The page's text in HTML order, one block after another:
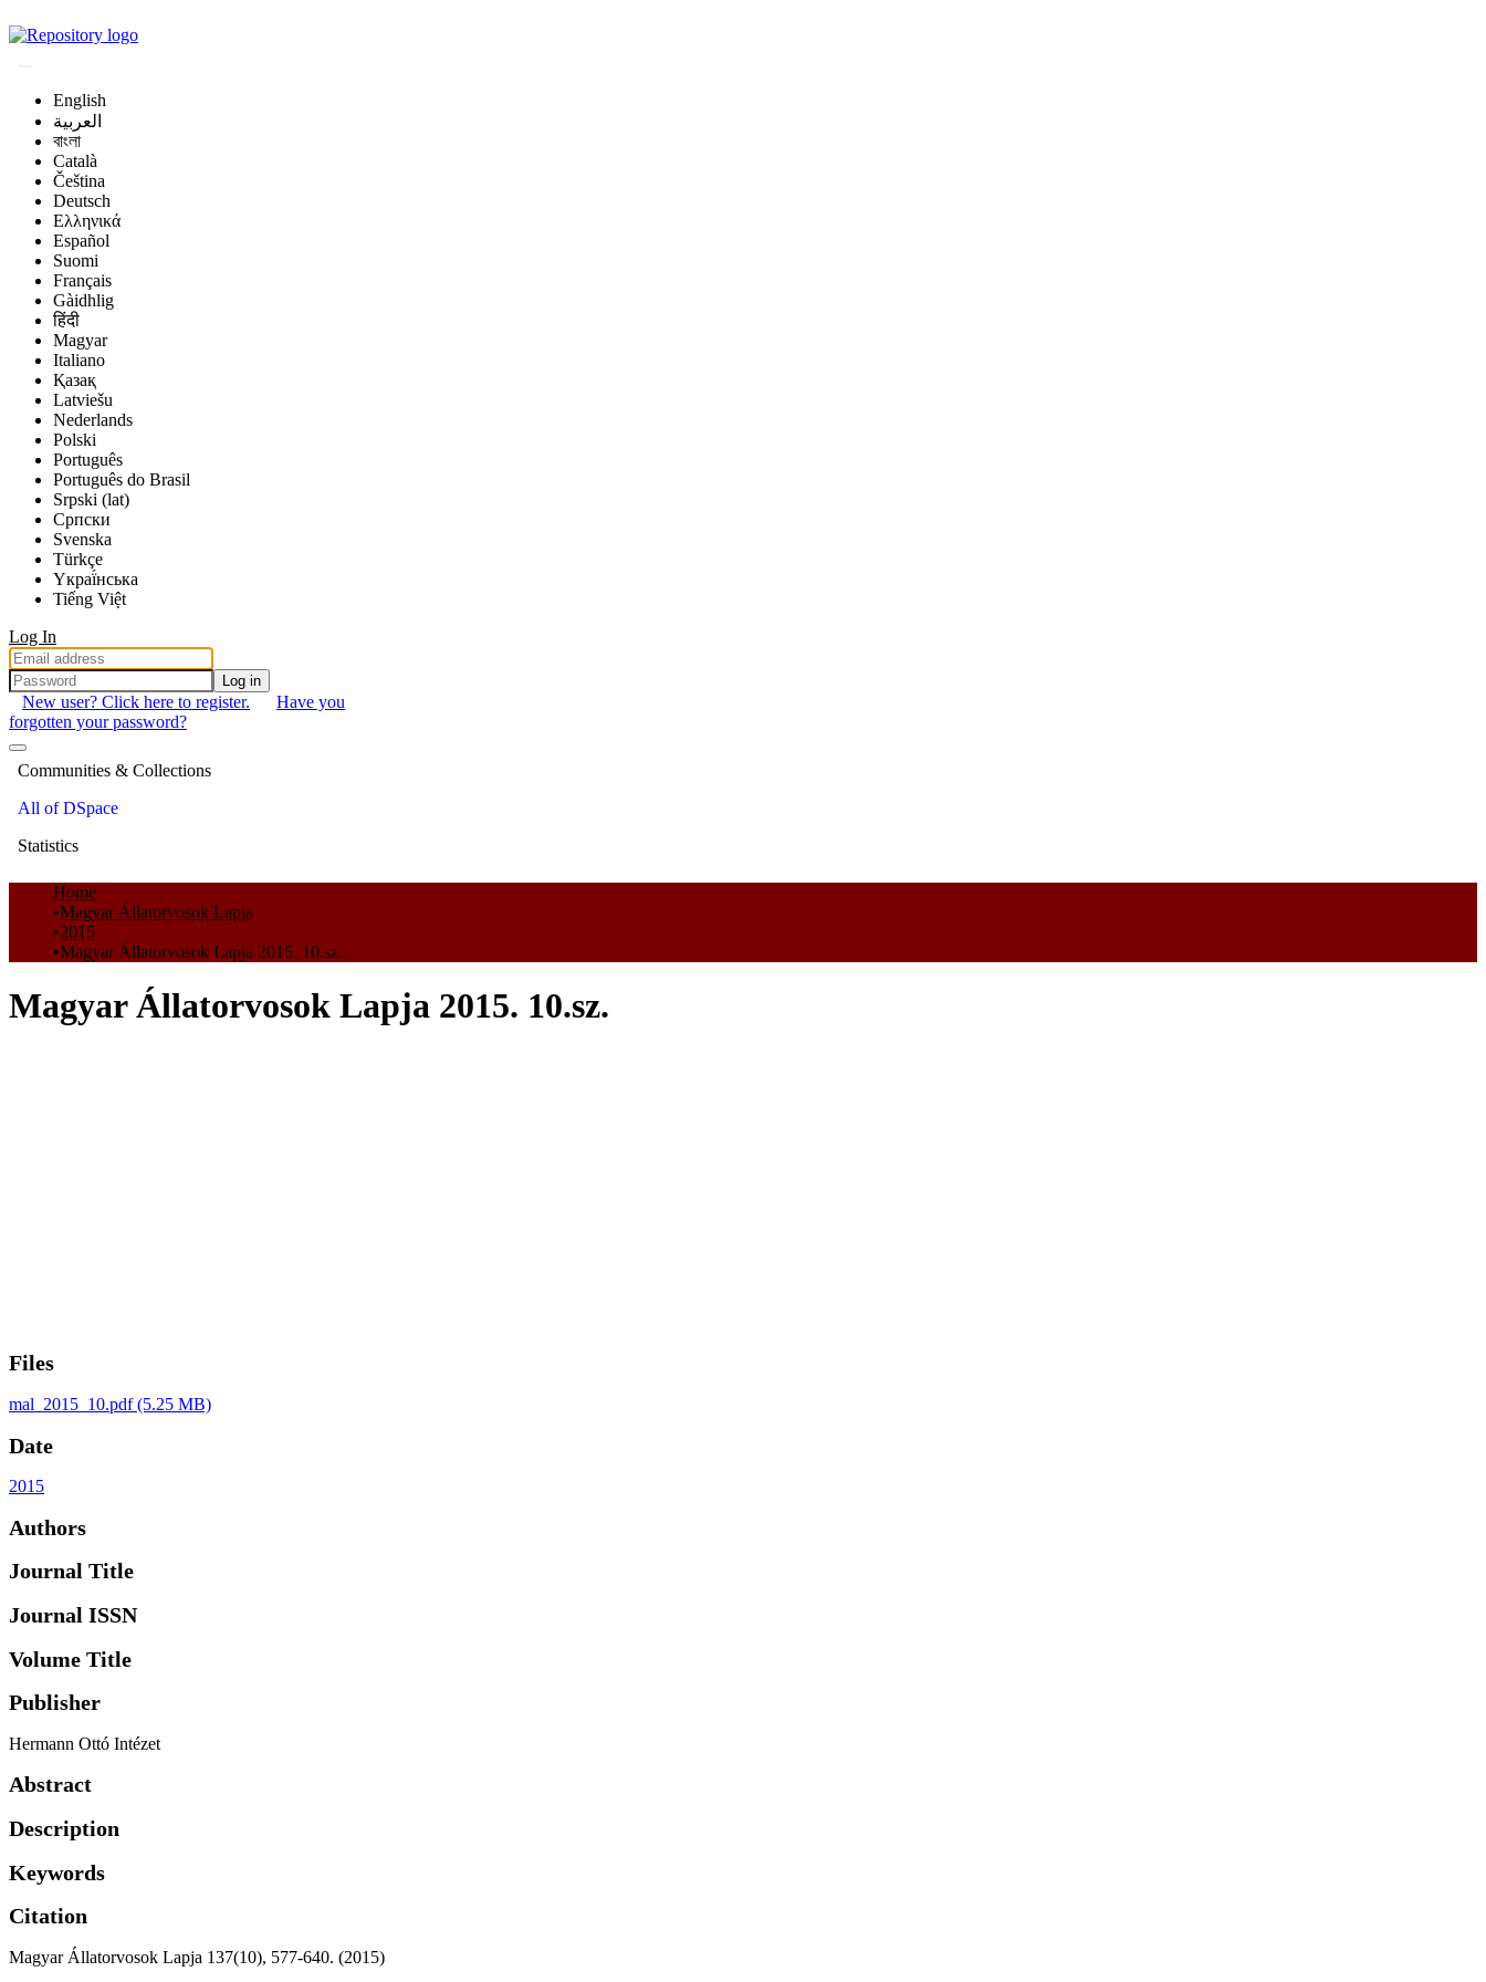
English
العربية
বাংলা
Català
Čeština
Deutsch
Ελληνικά
Español
Suomi
Français
Gàidhlig
हिंदी
Magyar
Italiano
Қазақ
Latviešu
Nederlands
Polski
Português
Português do Brasil
Srpski (lat)
Српски
Svenska
Türkçe
Yкраї́нська
Tiếng Việt
Log In
Log in
New user? Click here to register.
Have you
forgotten your password?
Communities & Collections
All of DSpace
Statistics
Home
Magyar Állatorvosok Lapja
2015
Magyar Állatorvosok Lapja 2015. 10.sz.
Magyar Állatorvosok Lapja 2015. 10.sz.
Files
mal_2015_10.pdf(5.25 MB)
Date
2015
Authors
Journal Title
Journal ISSN
Volume Title
Publisher
Hermann Ottó Intézet
Abstract
Description
Keywords
Citation
Magyar Állatorvosok Lapja 137(10), 577-640. (2015)